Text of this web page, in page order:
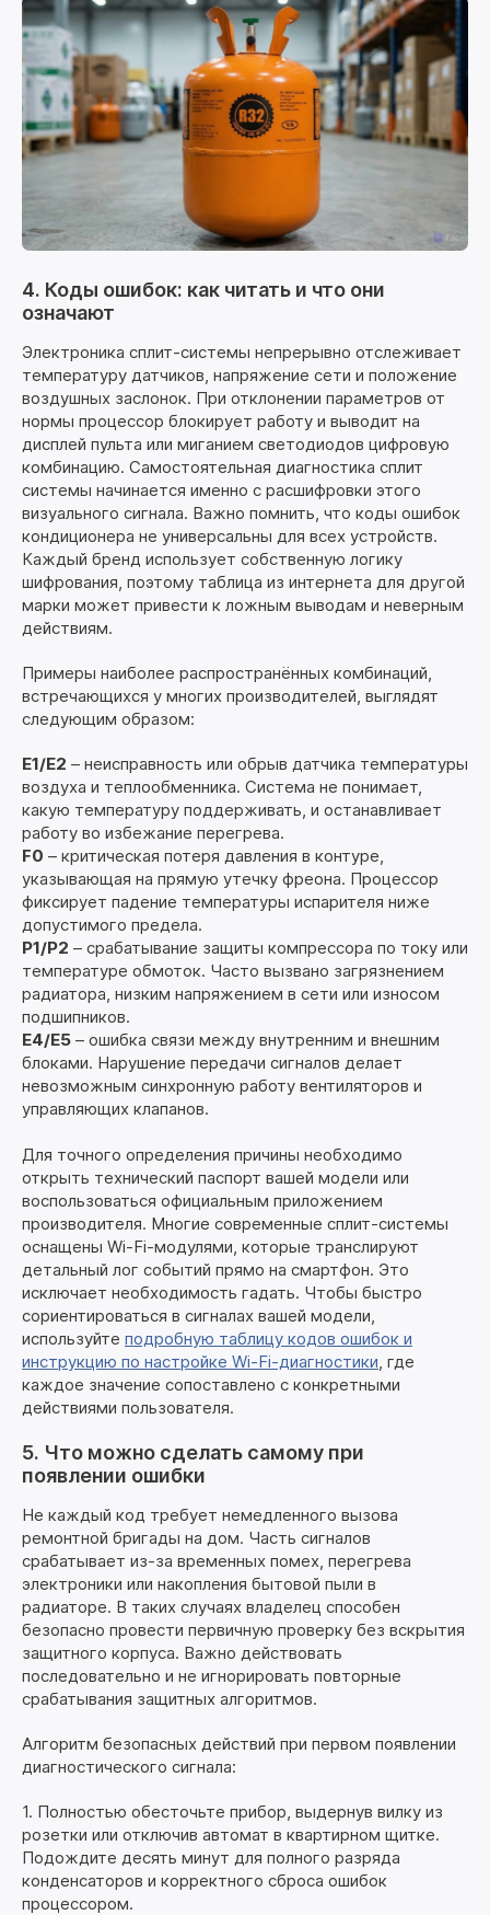
4. Коды ошибок: как читать и что они
означают
Электроника сплит-системы непрерывно отслеживает
температуру датчиков, напряжение сети и положение
воздушных заслонок. При отклонении параметров от
нормы процессор блокирует работу и выводит на
дисплей пульта или миганием светодиодов цифровую
комбинацию. Самостоятельная диагностика сплит
системы начинается именно с расшифровки этого
визуального сигнала. Важно помнить, что коды ошибок
кондиционера не универсальны для всех устройств.
Каждый бренд использует собственную логику
шифрования, поэтому таблица из интернета для другой
марки может привести к ложным выводам и неверным
действиям.
Примеры наиболее распространённых комбинаций,
встречающихся у многих производителей, выглядят
следующим образом:
E1/E2 – неисправность или обрыв датчика температуры
воздуха и теплообменника. Система не понимает,
какую температуру поддерживать, и останавливает
работу во избежание перегрева.
F0 – критическая потеря давления в контуре,
указывающая на прямую утечку фреона. Процессор
фиксирует падение температуры испарителя ниже
допустимого предела.
P1/P2 – срабатывание защиты компрессора по току или
температуре обмоток. Часто вызвано загрязнением
радиатора, низким напряжением в сети или износом
подшипников.
E4/E5 – ошибка связи между внутренним и внешним
блоками. Нарушение передачи сигналов делает
невозможным синхронную работу вентиляторов и
управляющих клапанов.
Для точного определения причины необходимо
открыть технический паспорт вашей модели или
воспользоваться официальным приложением
производителя. Многие современные сплит-системы
оснащены Wi-Fi-модулями, которые транслируют
детальный лог событий прямо на смартфон. Это
исключает необходимость гадать. Чтобы быстро
сориентироваться в сигналах вашей модели,
используйте подробную таблицу кодов ошибок и
инструкцию по настройке Wi-Fi-диагностики, где
каждое значение сопоставлено с конкретными
действиями пользователя.
5. Что можно сделать самому при
появлении ошибки
Не каждый код требует немедленного вызова
ремонтной бригады на дом. Часть сигналов
срабатывает из-за временных помех, перегрева
электроники или накопления бытовой пыли в
радиаторе. В таких случаях владелец способен
безопасно провести первичную проверку без вскрытия
защитного корпуса. Важно действовать
последовательно и не игнорировать повторные
срабатывания защитных алгоритмов.
Алгоритм безопасных действий при первом появлении
диагностического сигнала:
1. Полностью обесточьте прибор, выдернув вилку из
розетки или отключив автомат в квартирном щитке.
Подождите десять минут для полного разряда
конденсаторов и корректного сброса ошибок
процессором.